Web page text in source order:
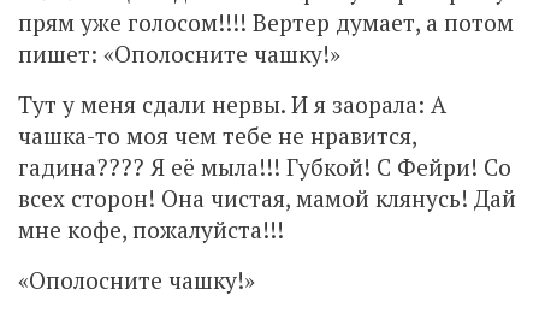
прям уже голосом!!!! Вертер думает, а потом
пишет: «Ополосните чашку!»
Тут у меня сдали нервы. И я заорала: А
чашка-то моя чем тебе не нравится,
гадина???? Я её мыла!!! Губкой! С Фейри! Со
всех сторон! Она чистая, мамой клянусь! Дай
мне кофе, пожалуйста!!!
«Ополосните чашку!»